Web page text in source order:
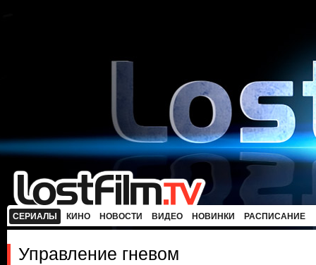
СЕРИАЛЫ КИНО НОВОСТИ ВИДЕО НОВИНКИ РАСПИСАНИЕ
Управление гневом